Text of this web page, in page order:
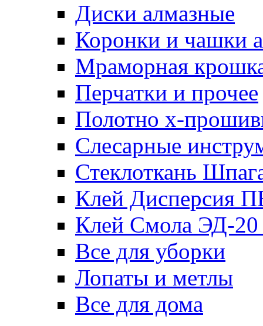
Диски алмазные
Коронки и чашки
Мраморная
Перчатки и прочее
Полотно х-
Слесарные
Стеклоткань
Клей Дисперсия
Клей Смола ЭД-20
Все для уборки
Лопаты и метлы
Все для дома